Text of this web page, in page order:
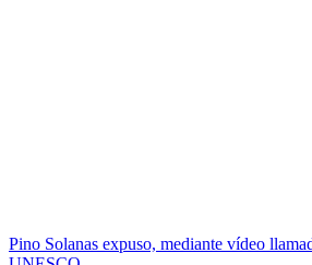
Pino Solanas expuso, mediante vídeo